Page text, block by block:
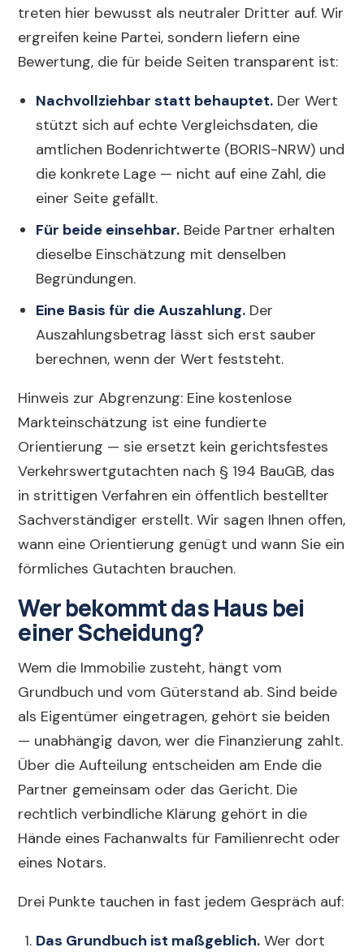
treten hier bewusst als neutraler Dritter auf. Wir
ergreifen keine Partei, sondern liefern eine
Bewertung, die für beide Seiten transparent ist:
Nachvollziehbar statt behauptet. Der Wert
stützt sich auf echte Vergleichsdaten, die
amtlichen Bodenrichtwerte (BORIS-NRW) und
die konkrete Lage — nicht auf eine Zahl, die
einer Seite gefällt.
Für beide einsehbar. Beide Partner erhalten
dieselbe Einschätzung mit denselben
Begründungen.
Eine Basis für die Auszahlung. Der
Auszahlungsbetrag lässt sich erst sauber
berechnen, wenn der Wert feststeht.
Hinweis zur Abgrenzung: Eine kostenlose
Markteinschätzung ist eine fundierte
Orientierung — sie ersetzt kein gerichtsfestes
Verkehrswertgutachten nach § 194 BauGB, das
in strittigen Verfahren ein öffentlich bestellter
Sachverständiger erstellt. Wir sagen Ihnen offen,
wann eine Orientierung genügt und wann Sie ein
förmliches Gutachten brauchen.
Wer bekommt das Haus bei
einer Scheidung?
Wem die Immobilie zusteht, hängt vom
Grundbuch und vom Güterstand ab. Sind beide
als Eigentümer eingetragen, gehört sie beiden
— unabhängig davon, wer die Finanzierung zahlt.
Über die Aufteilung entscheiden am Ende die
Partner gemeinsam oder das Gericht. Die
rechtlich verbindliche Klärung gehört in die
Hände eines Fachanwalts für Familienrecht oder
eines Notars.
Drei Punkte tauchen in fast jedem Gespräch auf:
Das Grundbuch ist maßgeblich. Wer dort